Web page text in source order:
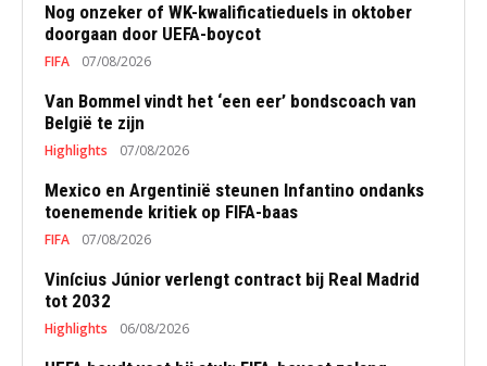
Nog onzeker of WK-kwalificatieduels in oktober
doorgaan door UEFA-boycot
FIFA 07/08/2026
Van Bommel vindt het ‘een eer’ bondscoach van
België te zijn
Highlights 07/08/2026
Mexico en Argentinië steunen Infantino ondanks
toenemende kritiek op FIFA-baas
FIFA 07/08/2026
Vinícius Júnior verlengt contract bij Real Madrid
tot 2032
Highlights 06/08/2026